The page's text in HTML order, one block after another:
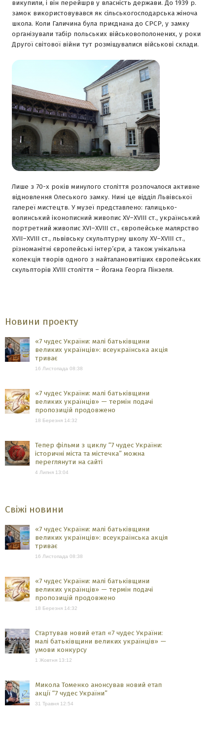
викупили, і він перейшрв у власність держави. До 1939 р.
замок використовувався як сільськогосподарська жіноча
школа. Коли Галичина була приєднана до СРСР, у замку
організували табір польських військовополонених, у роки
Другої світової війни тут розміщувалися військові склади.
Лише з 70-х років минулого століття розпочалося активне
відновлення Олеського замку. Нині це відділ Львівської
галереї мистецтв. У музеї представлено: галицько-
волинський іконописний живопис ХV–XVIII ст., український
портретний живопис XVI–XVIII ст., європейське малярство
XVII–XVIII ст., львівську скульптурну школу XV–XVIII ст.,
різноманітні європейські інтер’єри, а також унікальна
колекція творів одного з найталановитіших європейських
скульпторів ХVIII століття – Йогана Георга Пінзеля.
Новини проекту
«7 чудес України: малі батьківщини
великих українців»: всеукраїнська акція
триває
16 Листопада 08:38
«7 чудес України: малі батьківщини
великих українців» — термін подачі
пропозицій продовжено
18 Березня 14:32
Тепер фільми з циклу “7 чудес України:
історичні міста та містечка” можна
переглянути на сайті
4 Липня 13:04
Свіжі новини
«7 чудес України: малі батьківщини
великих українців»: всеукраїнська акція
триває
16 Листопада 08:38
«7 чудес України: малі батьківщини
великих українців» — термін подачі
пропозицій продовжено
18 Березня 14:32
Стартував новий етап «7 чудес України:
малі батьківщини великих українців» —
умови конкурсу
1 Жовтня 13:12
Микола Томенко анонсував новий етап
акції “7 чудес України”
31 Травня 12:54